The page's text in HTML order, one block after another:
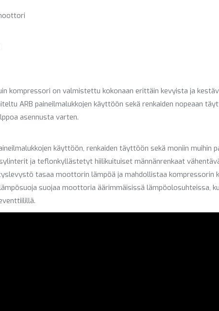
kompressori on valmistettu kokonaan erittäin kevyista ja
ARB paineilmalukkojen käyttöön sekä renkaiden nopeaan
asennusta varten.
käyttöön, renkaiden täyttöön sekä moniin muihin
ja teflonkyllästetyt hiilikuituiset männänrenkaat
tasaa moottorin lämpöä ja mahdollistaa kompressorin
suojaa moottoria äärimmäisissä lämpöolosuhteissa,